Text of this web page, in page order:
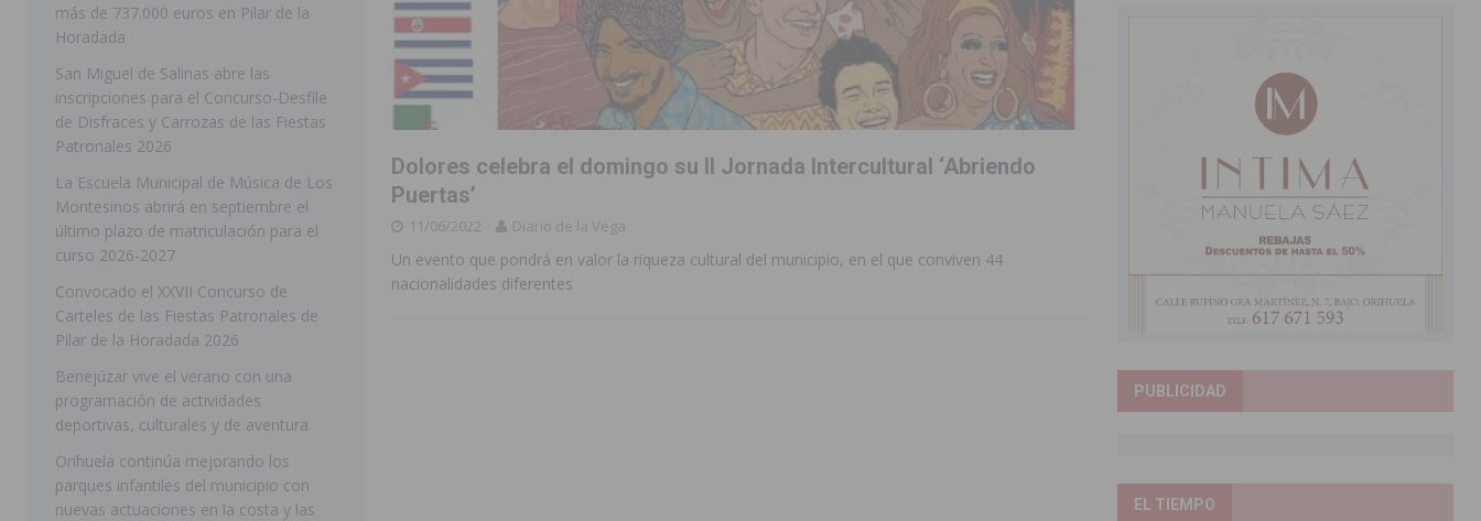
los desplazamientos
ORIHUELA
Orihuela acogerá una sesión informativa sobre los recursos disponibles para las mujeres víctimas de violencia
ORIHUELA
[ 06/08/2026 ]
Redován presenta la programación de sus Fiestas Patronales en honor a la Virgen de la Salud y San Miguel
[ 06/08/2026 ] El PSOE denuncia una nueva prórroga de la ORA en Orihuela ‘sin mejoras ni bonificaciones’
[ 06/08/2026 ]
La Diputación destina dos millones de euros a la prevención de incendios en los municipios alicantinos, entre
ellos varios de la Vega Baja
COMARCA
[ 06/08/2026 ] Vegavacaciones 2026 amplía su programación con actividades abiertas a la comunidad en San Miguel de Salinas
Dolores celebra el domingo su II Jornada Intercultural ‘Abriendo
Puertas’
11/06/2022 Diario de la Vega
Un evento que pondrá en valor la riqueza cultural del municipio, en el que conviven 44
nacionalidades diferentes
más de 737.000 euros en Pilar de la
Horadada
San Miguel de Salinas abre las
inscripciones para el Concurso-Desfile
de Disfraces y Carrozas de las Fiestas
Patronales 2026
La Escuela Municipal de Música de Los
Montesinos abrirá en septiembre el
último plazo de matriculación para el
curso 2026-2027
Convocado el XXVII Concurso de
Carteles de las Fiestas Patronales de
Pilar de la Horadada 2026
Benejúzar vive el verano con una
programación de actividades
deportivas, culturales y de aventura
Orihuela continúa mejorando los
parques infantiles del municipio con
nuevas actuaciones en la costa y las
PUBLICIDAD
EL TIEMPO